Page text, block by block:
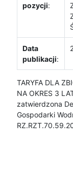
pozycji:
Data
publikacji:
TARYFA DLA
NA OKRES 3
zatwierdzona
Gospodarki